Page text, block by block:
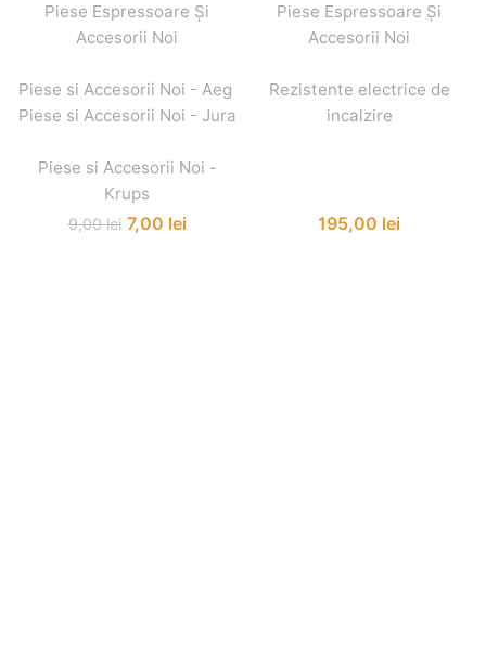
Piese Espressoare Și
Accesorii Noi
Piese si Accesorii Noi - Aeg
Piese si Accesorii Noi - Jura
Piese si Accesorii Noi -
Krups
9,00lei 7,00 lei
Piese Espressoare Și
Accesorii Noi
Rezistente electrice de
incalzire
195,00 lei